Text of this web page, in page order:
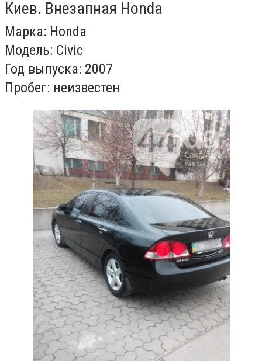
Киев. Внезапная Honda
Марка: Honda
Модель: Civic
Год выпуска: 2007
Пробег: неизвестен